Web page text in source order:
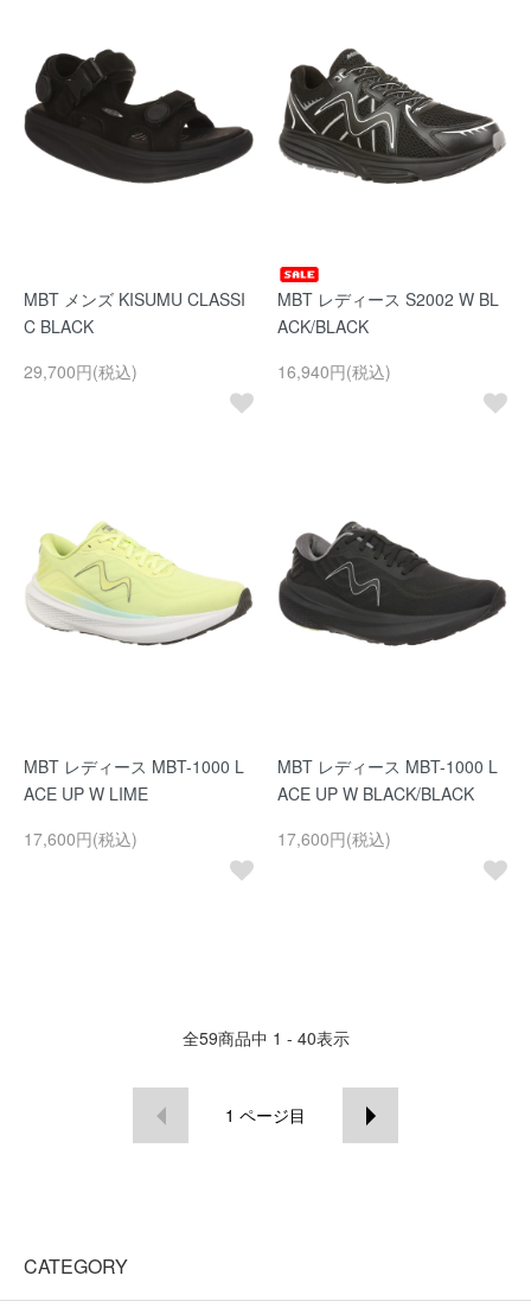
MBT メンズ KISUMU CLASSI
C BLACK
29,700円(税込)
MBT レディース S2002 W BL
ACK/BLACK
16,940円(税込)
MBT レディース MBT-1000 L
ACE UP W LIME
17,600円(税込)
MBT レディース MBT-1000 L
ACE UP W BLACK/BLACK
17,600円(税込)
全59商品中 1 - 40表示
1 ページ目
CATEGORY